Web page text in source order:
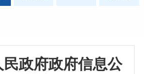
政府政府信息公